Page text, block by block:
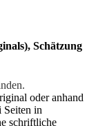
Schätzung
oder anhand
Seiten in
schriftliche